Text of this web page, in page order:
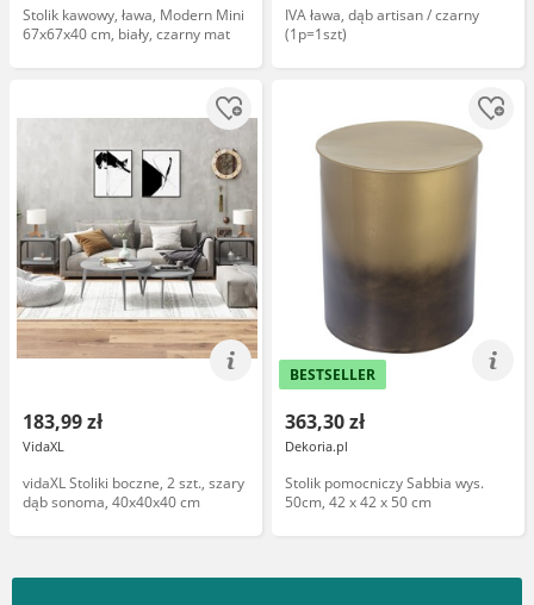
Stolik kawowy, ława, Modern Mini
67x67x40 cm, biały, czarny mat
IVA ława, dąb artisan / czarny
(1p=1szt)
183,99 zł
VidaXL
vidaXL Stoliki boczne, 2 szt., szary
dąb sonoma, 40x40x40 cm
BESTSELLER
363,30 zł
Dekoria.pl
Stolik pomocniczy Sabbia wys.
50cm, 42 x 42 x 50 cm